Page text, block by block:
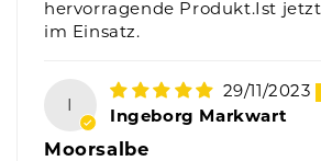
hervorragende Produkt.Ist
im Einsatz.
I
29/11/2023
Ingeborg Markwart
Moorsalbe